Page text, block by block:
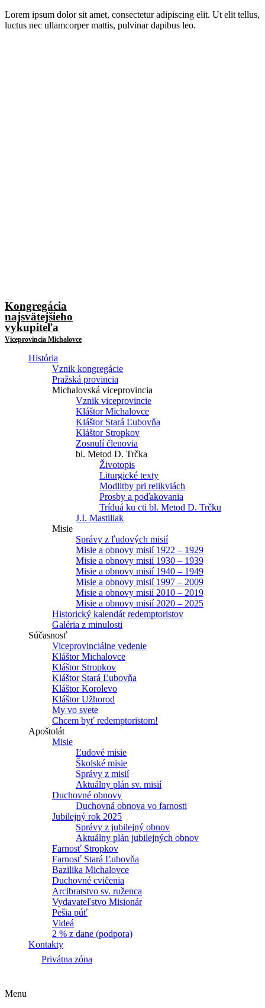
Lorem ipsum dolor sit amet, consectetur adipiscing elit. Ut elit tellus,
luctus nec ullamcorper mattis, pulvinar dapibus leo.
Kongregácia
najsvätejšieho
vykupiteľa
Viceprovincia Michalovce
História
Vznik kongregácie
Pražská provincia
Michalovská viceprovincia
Vznik viceprovincie
Kláštor Michalovce
Kláštor Stará Ľubovňa
Kláštor Stropkov
Zosnulí členovia
bl. Metod D. Trčka
Životopis
Liturgické texty
Modlitby pri relikviách
Prosby a poďakovania
Tríduá ku cti bl. Metod D. Trčku
J.I. Mastiliak
Misie
Správy z ľudových misií
Misie a obnovy misií 1922 – 1929
Misie a obnovy misií 1930 – 1939
Misie a obnovy misií 1940 – 1949
Misie a obnovy misií 1997 – 2009
Misie a obnovy misií 2010 – 2019
Misie a obnovy misií 2020 – 2025
Historický kalendár redemptoristov
Galéria z minulosti
Súčasnosť
Viceprovinciálne vedenie
Kláštor Michalovce
Kláštor Stropkov
Kláštor Stará Ľubovňa
Kláštor Korolevo
Kláštor Užhorod
My vo svete
Chcem byť redemptoristom!
Apoštolát
Misie
Ľudové misie
Školské misie
Správy z misií
Aktuálny plán sv. misií
Duchovné obnovy
Duchovná obnova vo farnosti
Jubilejný rok 2025
Správy z jubilejný obnov
Aktuálny plán jubilejných obnov
Farnosť Stropkov
Farnosť Stará Ľubovňa
Bazilika Michalovce
Duchovné cvičenia
Arcibratstvo sv. ruženca
Vydavateľstvo Misionár
Pešia púť
Videá
2 % z dane (podpora)
Kontakty
Privátna zóna
Menu